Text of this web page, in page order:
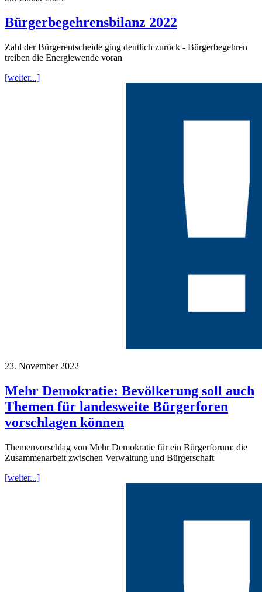
Bürgerbegehrensbilanz 2022
Zahl der Bürgerentscheide ging deutlich zurück - Bürgerbegehren
treiben die Energiewende voran
[weiter...]
23. November 2022
Mehr Demokratie: Bevölkerung soll auch
Themen für landesweite Bürgerforen
vorschlagen können
Themenvorschlag von Mehr Demokratie für ein Bürgerforum: die
Zusammenarbeit zwischen Verwaltung und Bürgerschaft
[weiter...]